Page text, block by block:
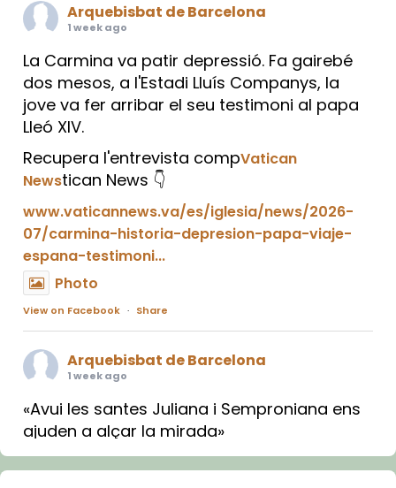
Arquebisbat de Barcelona
1 week ago
La Carmina va patir depressió. Fa gairebé
dos mesos, a l'Estadi Lluís Companys, la
jove va fer arribar el seu testimoni al papa
Lleó XIV.
Recupera l'entrevista compVatican
Newstican News 👇
www.vaticannews.va/es/iglesia/news/2026-
07/carmina-historia-depresion-papa-viaje-
espana-testimoni...
Photo
View on Facebook · Share
Arquebisbat de Barcelona
1 week ago
«Avui les santes Juliana i Semproniana ens
ajuden a alçar la mirada»
Mons. Sergi Gordo, bisbe de Tortosa, ha